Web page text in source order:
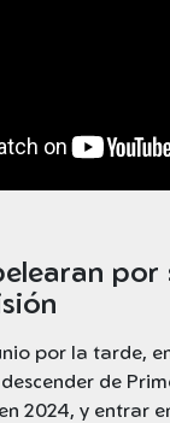
por la tarde,
de
2024, y entrar